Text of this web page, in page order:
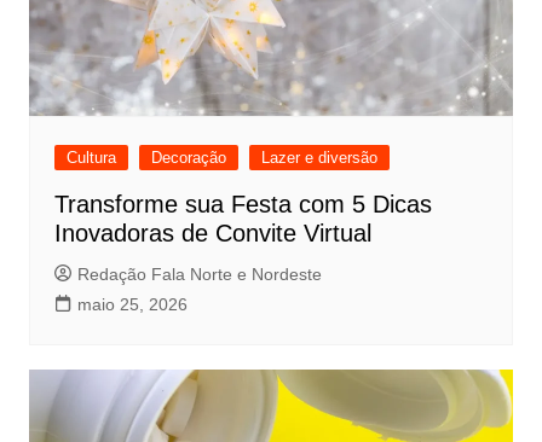
Cultura Decoração Lazer e diversão
Transforme sua Festa com 5 Dicas
Inovadoras de Convite Virtual
Redação Fala Norte e Nordeste
maio 25, 2026